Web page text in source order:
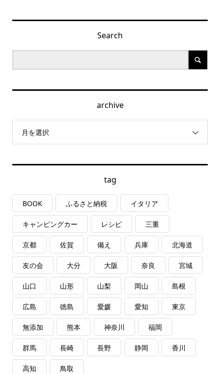
Search
archive
月を選択
tag
BOOK ふるさと納税 イタリア
キャンピングカー レシピ 三重
京都 佐賀 備え 兵庫 北海道
友の会 大分 大阪 奈良 宮城
山口 山形 山梨 岡山 島根
広島 徳島 愛媛 愛知 東京
無添加 熊本 神奈川 福岡
群馬 長崎 長野 静岡 香川
高知 鳥取